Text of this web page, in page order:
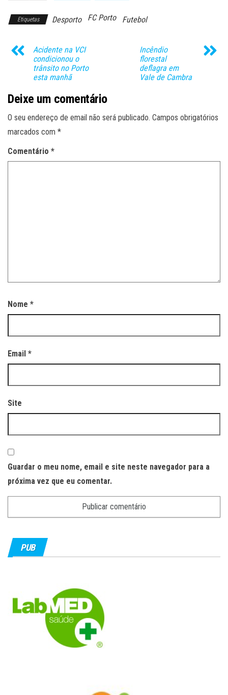
Etiquetas Desporto FC Porto Futebol
Acidente na VCI
condicionou o
trânsito no Porto
esta manhã
Incêndio
florestal
deflagra em
Vale de Cambra
Deixe um comentário
O seu endereço de email não será publicado. Campos obrigatórios
marcados com *
Comentário *
Nome *
Email *
Site
Guardar o meu nome, email e site neste navegador para a
próxima vez que eu comentar.
PUB